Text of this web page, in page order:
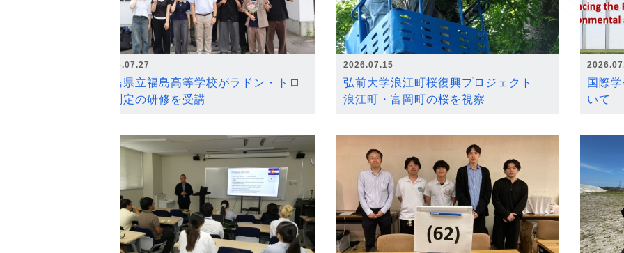
2026.07.27
福島県立福島高等学校がラドン・トロ
ン測定の研修を受講
2026.07.15
弘前大学浪江町桜復興プロジェクト
浪江町・富岡町の桜を視察
国際
いて